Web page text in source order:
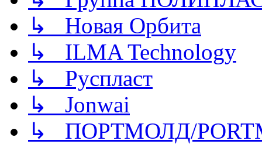
↳ Новая Орбита
↳ ILMA Technology
↳ Руспласт
↳ Jonwai
↳ ПОРТМОЛД/